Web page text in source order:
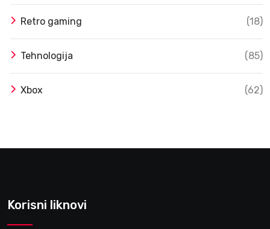
Retro gaming (18)
Tehnologija (85)
Xbox (62)
Korisni liknovi